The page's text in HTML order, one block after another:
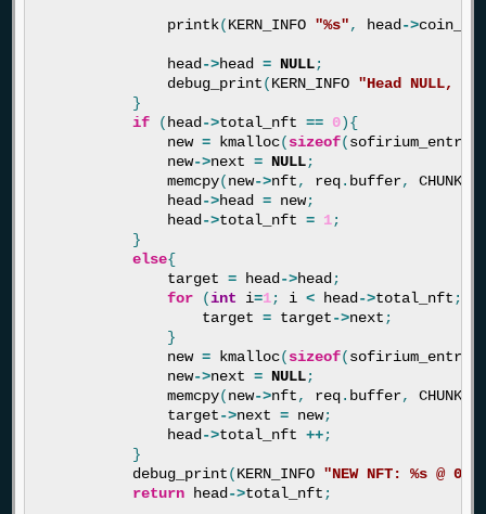
printk(KERN_INFO "%s", head ->
head ->head = NULL;
debug_print(KERN_INFO "Head NULL,
}
if
( head ->total_nft == 0){
new = kmalloc(sizeof(sofirium_entry
new->next = NULL;
memcpy(new->nft, req. buffer,
head ->head = new;
head ->total_nft = 1;
}
else{
target = head ->head ;
for
(int i=1; i < head ->total_nft ;
target = target->next ;
}
new = kmalloc(sizeof(sofirium_entry
new->next = NULL;
memcpy(new->nft, req. buffer,
target->next = new;
head ->total_nft ++;
}
debug_print(KERN_INFO "NEW NFT: %s @
return
head ->total_nft ;